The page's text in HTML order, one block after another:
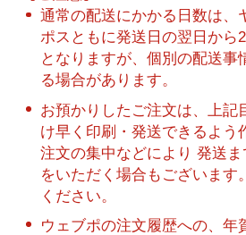
通常の配送にかかる日数は、
ポスともに発送日の翌日から
となりますが、個別の配送事
る場合があります。
お預かりしたご注文は、上記
け早く印刷・発送できるよう
注文の集中などにより 発送
をいただく場合もございます
ください。
ウェブポの注文履歴への、年